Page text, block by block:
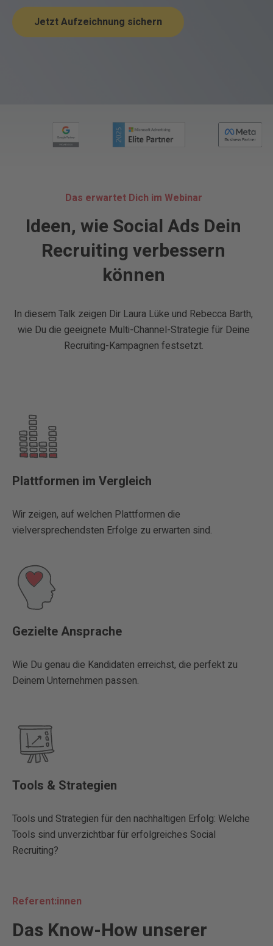
Jetzt Aufzeichnung sichern
Das erwartet Dich im Webinar
Ideen, wie Social Ads Dein
Recruiting verbessern
können
In diesem Talk zeigen Dir Laura Lüke und Rebecca Barth,
wie Du die geeignete Multi-Channel-Strategie für Deine
Recruiting-Kampagnen festsetzt.
Plattformen im Vergleich
Wir zeigen, auf welchen Plattformen die
vielversprechendsten Erfolge zu erwarten sind.
Gezielte Ansprache
Wie Du genau die Kandidaten erreichst, die perfekt zu
Deinem Unternehmen passen.
Tools & Strategien
Tools und Strategien für den nachhaltigen Erfolg: Welche
Tools sind unverzichtbar für erfolgreiches Social
Recruiting?
Referent:innen
Das Know-How unserer